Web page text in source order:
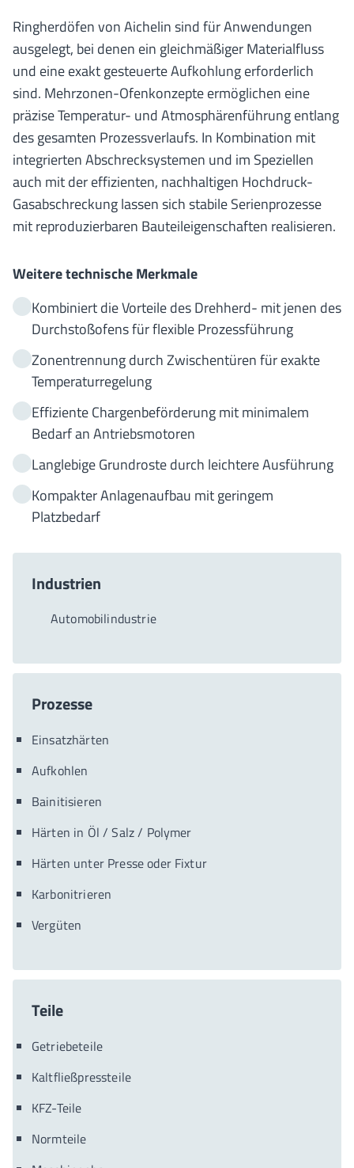
Ringherdöfen von Aichelin sind für Anwendungen
ausgelegt, bei denen ein gleichmäßiger Materialfluss
und eine exakt gesteuerte Aufkohlung erforderlich
sind. Mehrzonen-Ofenkonzepte ermöglichen eine
präzise Temperatur- und Atmosphärenführung entlang
des gesamten Prozessverlaufs. In Kombination mit
integrierten Abschrecksystemen und im Speziellen
auch mit der effizienten, nachhaltigen Hochdruck-
Gasabschreckung lassen sich stabile Serienprozesse
mit reproduzierbaren Bauteileigenschaften realisieren.
Weitere technische Merkmale
Kombiniert die Vorteile des Drehherd- mit jenen des
Durchstoßofens für flexible Prozessführung
Zonentrennung durch Zwischentüren für exakte
Temperaturregelung
Effiziente Chargenbeförderung mit minimalem
Bedarf an Antriebsmotoren
Langlebige Grundroste durch leichtere Ausführung
Kompakter Anlagenaufbau mit geringem
Platzbedarf
Industrien
Automobilindustrie
Prozesse
Einsatzhärten
Aufkohlen
Bainitisieren
Härten in Öl / Salz / Polymer
Härten unter Presse oder Fixtur
Karbonitrieren
Vergüten
Teile
Getriebeteile
Kaltfließpressteile
KFZ-Teile
Normteile